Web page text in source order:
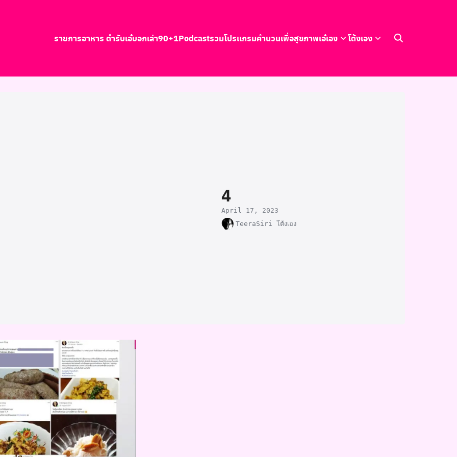
รายการอาหาร ตำรับเอ๋บอกเล่า90+1Podcastรวมโปรแกรมคำนวนเพื่อสุขภาพเอ๋เอง โต้งเอง
4
April 17, 2023
TeeraSiri โต้งเอง